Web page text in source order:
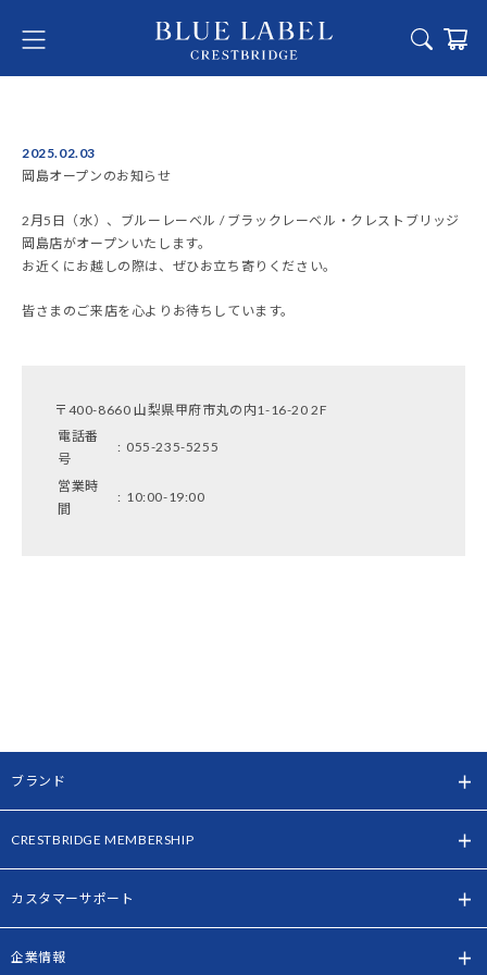
2025.02.03
岡島オープンのお知らせ
2月5日（水）、ブルーレーベル / ブラックレーベル・クレストブリッジ
岡島店がオープンいたします。
お近くにお越しの際は、ぜひお立ち寄りください。
皆さまのご来店を心よりお待ちしています。
〒400-8660 山梨県甲府市丸の内1-16-20 2F
電話番
号
: 055-235-5255
営業時
間
: 10:00-19:00
ブランド
CRESTBRIDGE MEMBERSHIP
カスタマーサポート
企業情報